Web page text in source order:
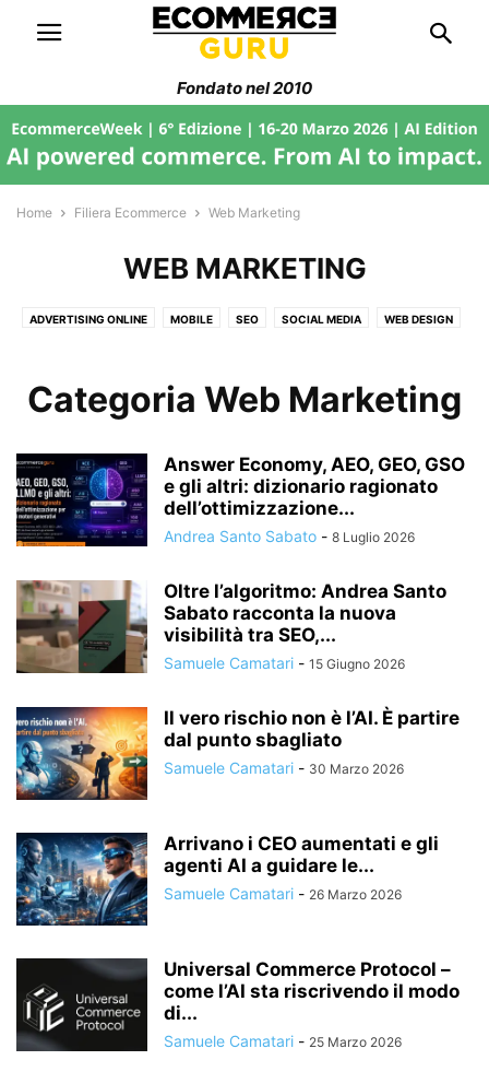
Fondato nel 2010
Home Filiera Ecommerce Web Marketing
WEB MARKETING
ADVERTISING ONLINE MOBILE SEO SOCIAL MEDIA WEB DESIGN
Categoria Web Marketing
Answer Economy, AEO, GEO, GSO
e gli altri: dizionario ragionato
dell’ottimizzazione...
Andrea Santo Sabato - 8 Luglio 2026
Oltre l’algoritmo: Andrea Santo
Sabato racconta la nuova
visibilità tra SEO,...
Samuele Camatari - 15 Giugno 2026
Il vero rischio non è l’AI. È partire
dal punto sbagliato
Samuele Camatari - 30 Marzo 2026
Arrivano i CEO aumentati e gli
agenti AI a guidare le...
Samuele Camatari - 26 Marzo 2026
Universal Commerce Protocol –
come l’AI sta riscrivendo il modo
di...
Samuele Camatari - 25 Marzo 2026